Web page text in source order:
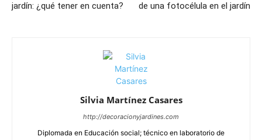
jardín: ¿qué tener en cuenta?
de una fotocélula en el jardín
Silvia Martínez Casares
http://decoracionyjardines.com
Diplomada en Educación social; técnico en laboratorio de